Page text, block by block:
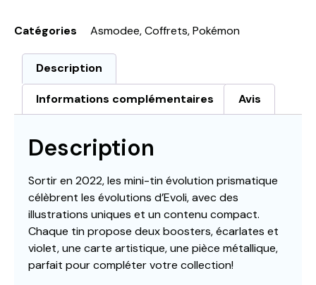
Catégories Asmodee,Coffrets,Pokémon
Description
Informations complémentaires Avis
Description
Sortir en 2022, les mini-tin évolution prismatique
célèbrent les évolutions d’Evoli, avec des
illustrations uniques et un contenu compact.
Chaque tin propose deux boosters, écarlates et
violet, une carte artistique, une pièce métallique,
parfait pour compléter votre collection!